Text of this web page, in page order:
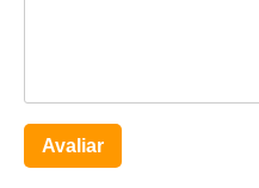
Avaliar